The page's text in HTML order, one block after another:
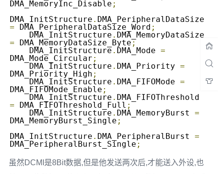
DMA_MemoryInc_Disable ;
DMA_InitStructure .
= DMA_PeripheralDataSize_Word ;
    DMA_InitStructure
.
= DMA_MemoryDataSize_Byte;
    DMA_InitStructure
. DMA_Mode =
DMA_Mode_Circular ;
    DMA_InitStructure
. DMA_Priority =
DMA_Priority_High ;
    DMA_InitStructure
. DMA_FIFOMode =
DMA_FIFOMode_Enable ;
    DMA_InitStructure
.
= DMA_FIFOThreshold_Full ;
    DMA_InitStructure
. DMA_MemoryBurst =
DMA_MemoryBurst_Single ;
DMA_InitStructure . DMA_PeripheralBurst =
DMA_PeripheralBurst_Single ;
虽然DCMI是8Bit数据,但是他发送两次后,才能送入外设,也